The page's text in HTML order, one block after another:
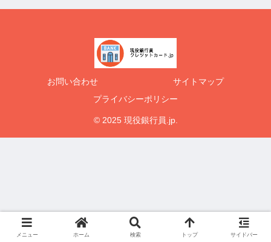
お問い合わせ
サイトマップ
プライバシーポリシー
© 2025 現役銀行員.jp.
メニュー ホーム 検索 トップ サイドバー